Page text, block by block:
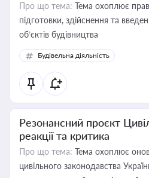
Про що тема: Тема охоплює
підготовки, здійснення та
об’єктів будівництва
Будівельна діяльність
Резонансний проєкт
реакції та критика
Про що тема: Тема охоплює
цивільного законодавства